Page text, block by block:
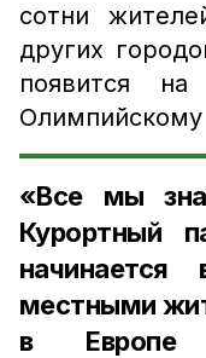
сотни
других
появится
«Все мы
Курортный
местными
в Европе